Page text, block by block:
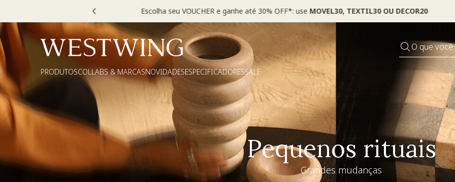
Escolha seu VOUCHER e ganhe até 30% OFF*: useMOVEL30, TEXTIL30 OU
O que
PRODUTOSCOLLABS & MARCASNOVIDADESESPECIFICADORESSALE
Especial Dia dos
Westwing + @_nathaliacandelaria